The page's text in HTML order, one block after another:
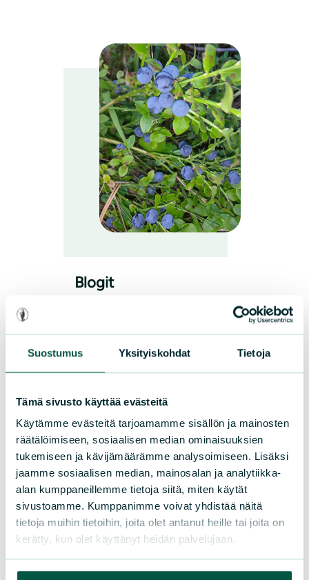
Suostumus Yksityiskohdat Tietoja
Tämä sivusto käyttää evästeitä
Käytämme evästeitä tarjoamamme sisällön ja mainosten
räätälöimiseen, sosiaalisen median ominaisuuksien
tukemiseen ja kävijämäärämme analysoimiseen. Lisäksi
jaamme sosiaalisen median, mainosalan ja analytiikka-
alan kumppaneillemme tietoja siitä, miten käytät
sivustoamme. Kumppanimme voivat yhdistää näitä
tietoja muihin tietoihin, joita olet antanut heille tai joita on
kerätty, kun olet käyttänyt heidän palvelujaan.
Blogit
Luonnonystäväjäsenemme
pohdiskelevat BLOGIT-
sivulla kaikenlaista maan ja
Uusimmat julkaisut
Kapina luonnon puolesta
Jokaisella eläimellä on
oikeus hyvän elämään